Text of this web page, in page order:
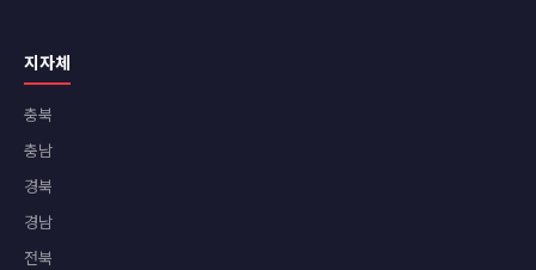
지자체
충북
충남
경북
경남
전북